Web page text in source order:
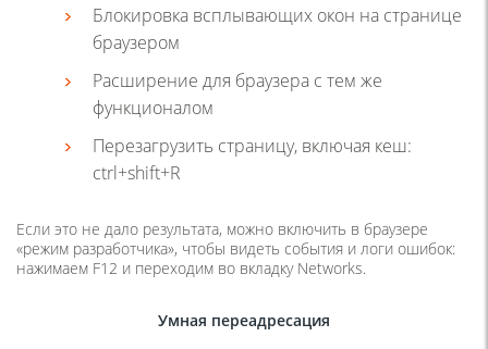
Блокировка всплывающих окон на странице
браузером
Расширение для браузера с тем же
функционалом
Перезагрузить страницу, включая кеш:
ctrl+shift+R
Если это не дало результата, можно включить в браузере
«режим разработчика», чтобы видеть события и логи ошибок:
нажимаем F12 и переходим во вкладку Networks.
Умная переадресация